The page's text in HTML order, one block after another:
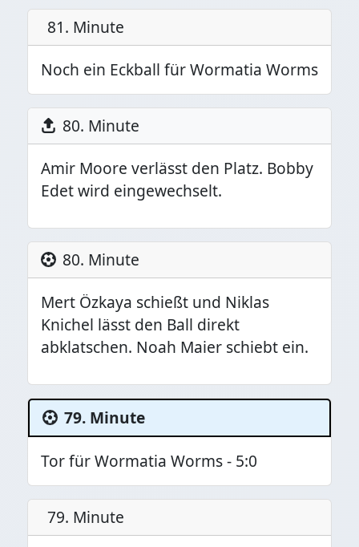
81. Minute
Noch ein Eckball für Wormatia Worms
80. Minute
Amir Moore verlässt den Platz. Bobby
Edet wird eingewechselt.
80. Minute
Mert Özkaya schießt und Niklas
Knichel lässt den Ball direkt
abklatschen. Noah Maier schiebt ein.
79. Minute
Tor für Wormatia Worms - 5:0
79. Minute